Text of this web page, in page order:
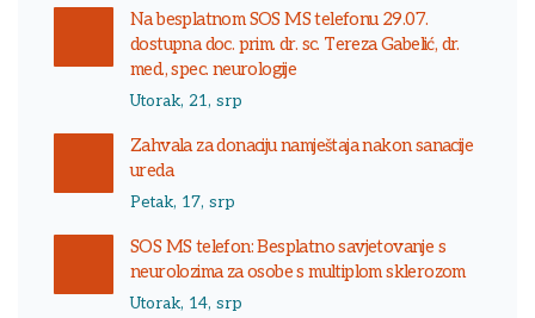
Na besplatnom SOS MS telefonu 29.07.
dostupna doc. prim. dr. sc. Tereza Gabelić, dr.
med., spec. neurologije
Utorak, 21, srp
Zahvala za donaciju namještaja nakon sanacije
ureda
Petak, 17, srp
SOS MS telefon: Besplatno savjetovanje s
neurolozima za osobe s multiplom sklerozom
Utorak, 14, srp